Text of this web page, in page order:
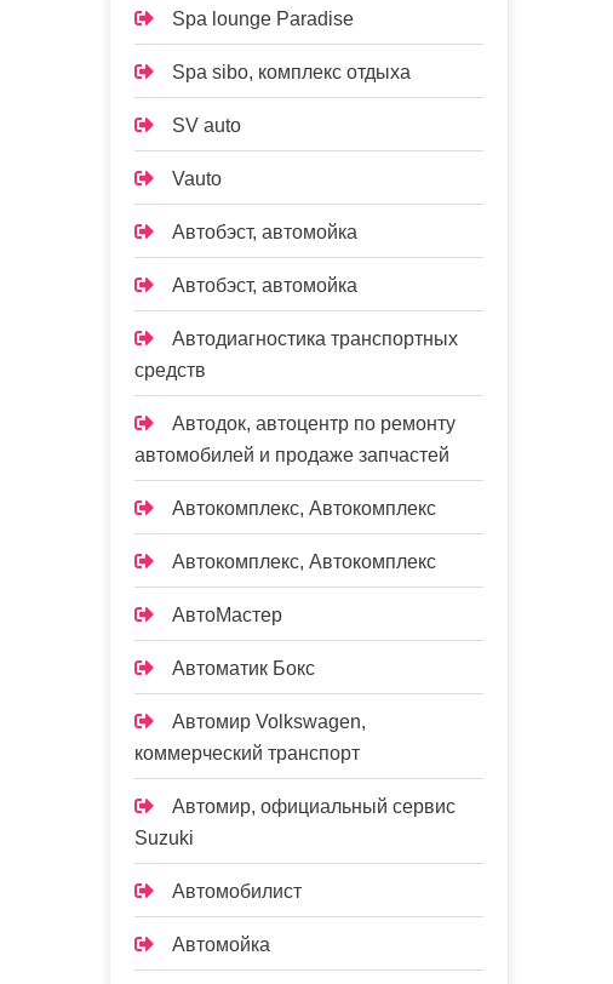
Spa lounge Paradise
Spa sibo, комплекс отдыха
SV auto
Vauto
Автобэст, автомойка
Автобэст, автомойка
Автодиагностика транспортных
средств
Автодок, автоцентр по ремонту
автомобилей и продаже запчастей
Автокомплекс, Автокомплекс
Автокомплекс, Автокомплекс
АвтоМастер
Автоматик Бокс
Автомир Volkswagen,
коммерческий транспорт
Автомир, официальный сервис
Suzuki
Автомобилист
Автомойка